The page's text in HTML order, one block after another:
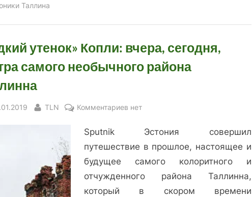
Таллина
утенок» Копли: вчера, сегодня,
самого необычного района
By
TLN Комментариев к
«Гадкий
утенок»
Копли:
нет
Sputnik Эстония совершил
путешествие в прошлое, настоящее и
будущее самого колоритного и
отчужденного района Таллинна,
который в скором времени